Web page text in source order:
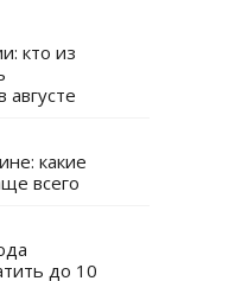
кто из
какие
всего
до 10